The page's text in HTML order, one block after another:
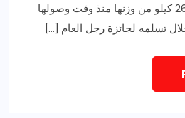
نجحت في خسارة 262 كيلو من وزنها منذ وقت وصولها
تسلمه لجائزة رجل العام […]